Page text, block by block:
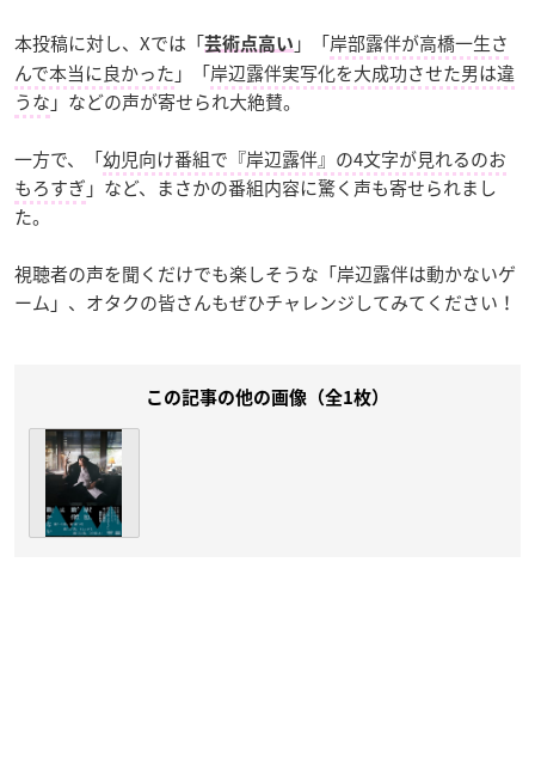
本投稿に対し、Xでは「芸術点高い 」「岸部露伴が高橋一生さ
んで本当に良かった 」「岸辺露伴実写化を大成功させた男は違
うな 」などの声が寄せられ大絶賛。
一方で、「幼児向け番組で『岸辺露伴』の4文字が見れるのお
もろすぎ 」など、まさかの番組内容に驚く声も寄せられまし
た。
視聴者の声を聞くだけでも楽しそうな「岸辺露伴は動かないゲ
ーム」、オタクの皆さんもぜひチャレンジしてみてください！
この記事の他の画像（全1枚）